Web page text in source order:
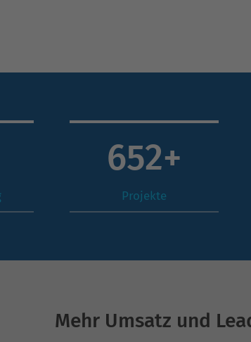
894+
Projekte
Mehr Umsatz und